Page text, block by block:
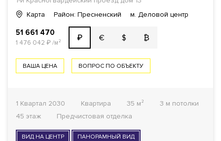
Карта
Район: Пресненский м. Деловой центр
51 661 470
1 476 042 ₽/м² ₽ € $ ₿
ВАША ЦЕНА ВОПРОС ПО ОБЪЕКТУ
1 Квартал 2030 Квартира 35 м²
3 м потолки
45 этаж
Предчистовая отделка
ВИД НА ЦЕНТР ПАНОРАМНЫЙ ВИД